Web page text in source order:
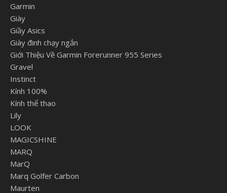
Garmin
Giày
Giầy Asics
Giày đinh chạy ngắn
Giới Thiệu Về Garmin Forerunner 955 Series
Gravel
Instinct
Kính 100%
Kính thể thao
Lily
LOOK
MAGICSHINE
MARQ
MarQ
Marq Golfer Carbon
Maurten